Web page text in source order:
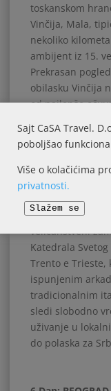
toskanskom
Vinčija, Mala,
nekoliko
ambijent iz 15.
Prekrasan
obilasku Vinčija
od najlepše
danas odiše
širokih ulica,
planski
Evropi koji se
baštine. U
jezgra grada:
veličanstveni
Katedrala
Trento e Trieste,
ispunjenim
tradicionalnim
sledi slobodno
uživanje u
do polaska za
Sajt CaSA Travel.
poboljšao
Više o kolačićima
privatnosti.
Slažem se